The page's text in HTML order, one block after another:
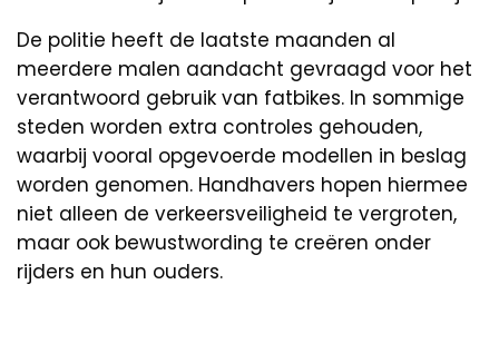
De politie heeft de laatste maanden al
meerdere malen aandacht gevraagd voor het
verantwoord gebruik van fatbikes. In sommige
steden worden extra controles gehouden,
waarbij vooral opgevoerde modellen in beslag
worden genomen. Handhavers hopen hiermee
niet alleen de verkeersveiligheid te vergroten,
maar ook bewustwording te creëren onder
rijders en hun ouders.